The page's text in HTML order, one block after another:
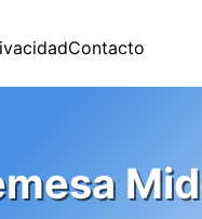
Contacto